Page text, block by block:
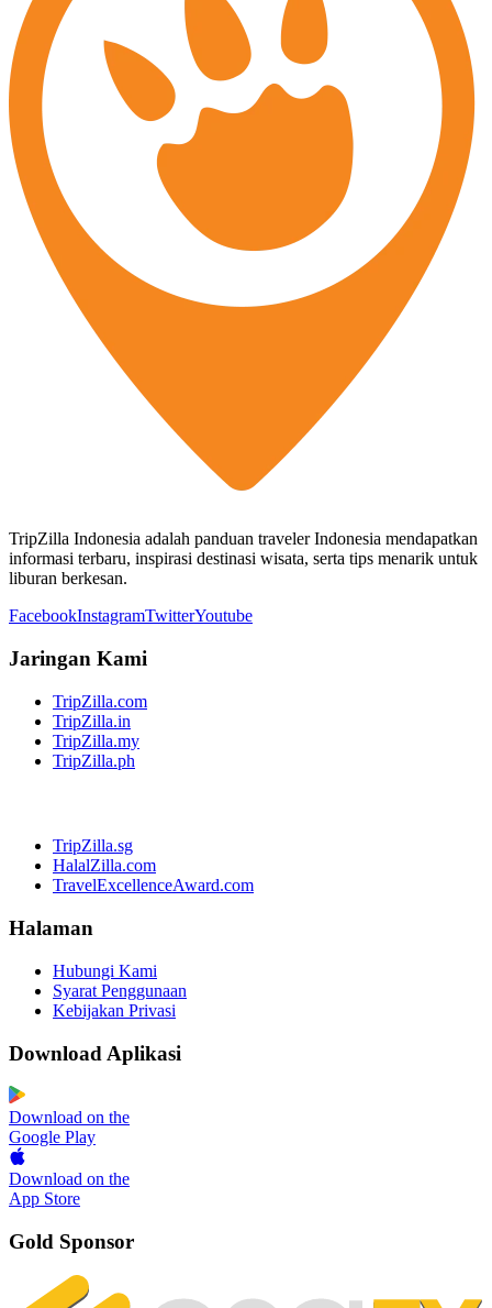
TripZilla Indonesia adalah panduan traveler Indonesia mendapatkan
informasi terbaru, inspirasi destinasi wisata, serta tips menarik untuk
liburan berkesan.
FacebookInstagramTwitterYoutube
Jaringan Kami
TripZilla.com
TripZilla.in
TripZilla.my
TripZilla.ph
TripZilla.sg
HalalZilla.com
TravelExcellenceAward.com
Halaman
Hubungi Kami
Syarat Penggunaan
Kebijakan Privasi
Download Aplikasi
Download on the
Google Play
Download on the
App Store
Gold Sponsor